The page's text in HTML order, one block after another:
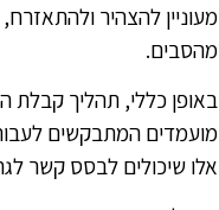
מעוניין להצהיר
מהסבים.
באופן כללי, תהליך קבלת
מועמדים המתבקשים
אלו שיכולים לבסס קשר